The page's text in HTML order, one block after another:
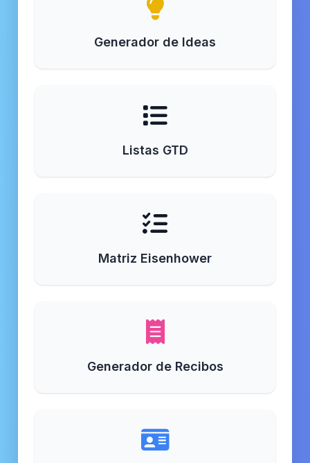
Generador de Ideas
Listas GTD
Matriz Eisenhower
Generador de Recibos